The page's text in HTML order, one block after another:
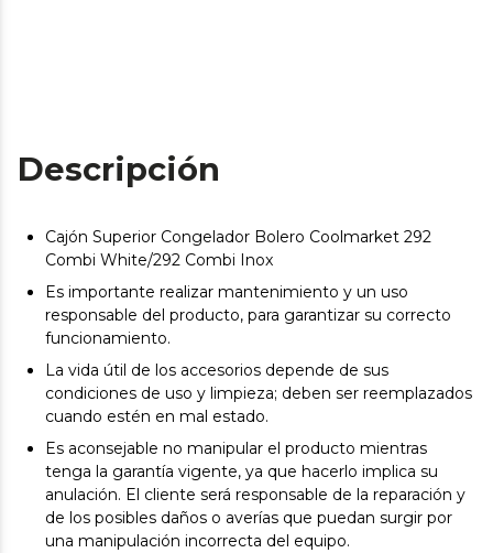
Descripción
Cajón Superior Congelador Bolero Coolmarket 292
Combi White/292 Combi Inox
Es importante realizar mantenimiento y un uso
responsable del producto, para garantizar su correcto
funcionamiento.
La vida útil de los accesorios depende de sus
condiciones de uso y limpieza; deben ser reemplazados
cuando estén en mal estado.
Es aconsejable no manipular el producto mientras
tenga la garantía vigente, ya que hacerlo implica su
anulación. El cliente será responsable de la reparación y
de los posibles daños o averías que puedan surgir por
una manipulación incorrecta del equipo.